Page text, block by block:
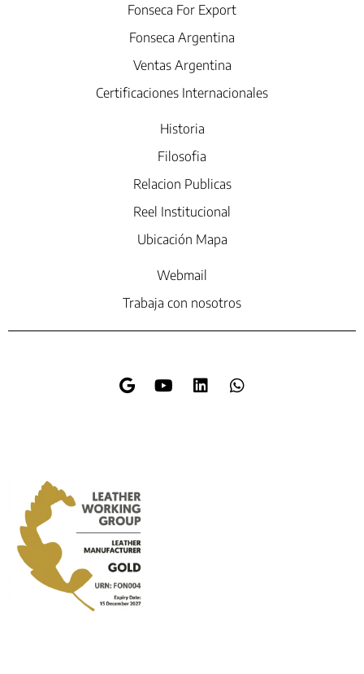
Fonseca For Export
Fonseca Argentina
Ventas Argentina
Certificaciones Internacionales
Historia
Filosofia
Relacion Publicas
Reel Institucional
Ubicación Mapa
Webmail
Trabaja con nosotros